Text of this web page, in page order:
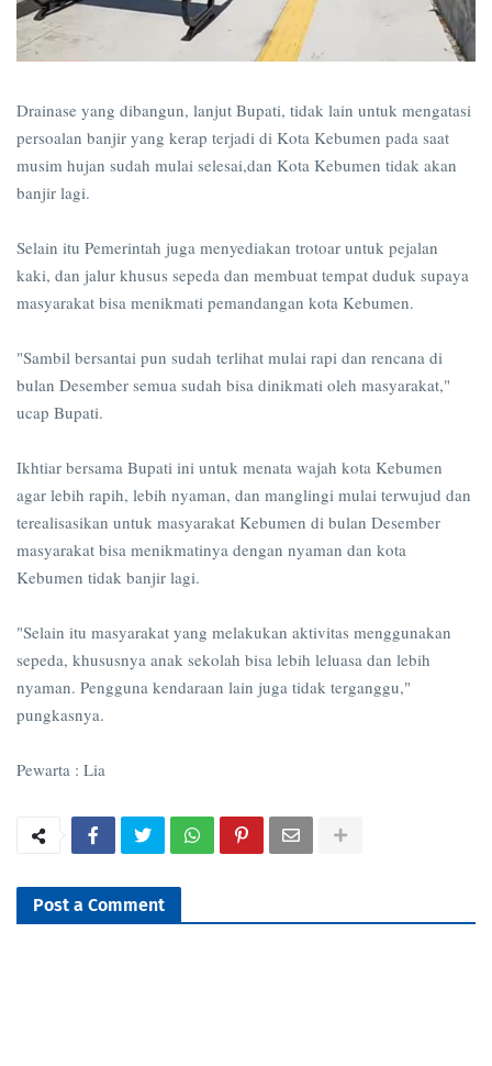
Drainase yang dibangun, lanjut Bupati, tidak lain untuk mengatasi
persoalan banjir yang kerap terjadi di Kota Kebumen pada saat
musim hujan sudah mulai selesai,dan Kota Kebumen tidak akan
banjir lagi.
Selain itu Pemerintah juga menyediakan trotoar untuk pejalan
kaki, dan jalur khusus sepeda dan membuat tempat duduk supaya
masyarakat bisa menikmati pemandangan kota Kebumen.
"Sambil bersantai pun sudah terlihat mulai rapi dan rencana di
bulan Desember semua sudah bisa dinikmati oleh masyarakat,"
ucap Bupati.
Ikhtiar bersama Bupati ini untuk menata wajah kota Kebumen
agar lebih rapih, lebih nyaman, dan manglingi mulai terwujud dan
terealisasikan untuk masyarakat Kebumen di bulan Desember
masyarakat bisa menikmatinya dengan nyaman dan kota
Kebumen tidak banjir lagi.
"Selain itu masyarakat yang melakukan aktivitas menggunakan
sepeda, khususnya anak sekolah bisa lebih leluasa dan lebih
nyaman. Pengguna kendaraan lain juga tidak terganggu,"
pungkasnya.
Pewarta : Lia
Post a Comment